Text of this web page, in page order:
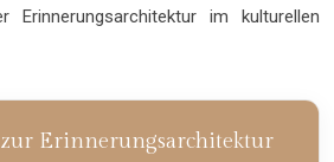
im kulturellen
zur Erinnerungsarchitektur